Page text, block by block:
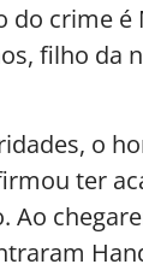
do crime é
filho da
o
ter
Ao